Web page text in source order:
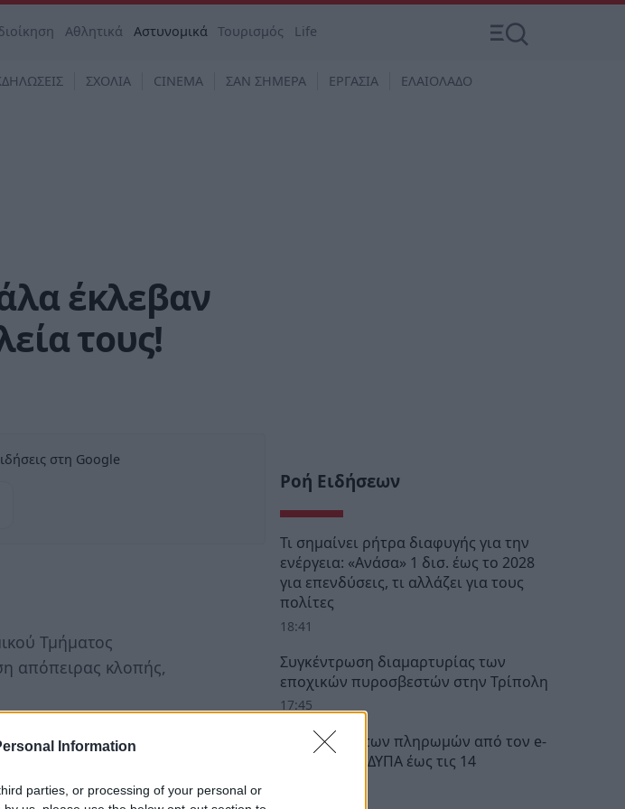
Information
parties, or processing of your personal or
Αθλητικά Αστυνομικά Τουρισμός Life
ΣΧΟΛΙΑ CINEMA ΣΑΝ ΣΗΜΕΡΑ ΕΡΓΑΣΙΑ ΕΛΑΙΟΛΑΔΟ
έκλεβαν
τους!
στη Google
Τμήματος
απόπειρας κλοπής,
κοινότητα του
Σπάρτης, ένας
Ροή Ειδήσεων
Τι σημαίνει ρήτρα διαφυγής για την
ενέργεια: «Ανάσα» 1 δισ. έως το 2028
για επενδύσεις, τι αλλάζει για τους
πολίτες
18:41
Συγκέντρωση διαμαρτυρίας των
εποχικών πυροσβεστών στην Τρίπολη
17:45
Ο «χάρτης» των πληρωμών από τον e-
ΕΦΚΑ και τη ΔΥΠΑ έως τις 14